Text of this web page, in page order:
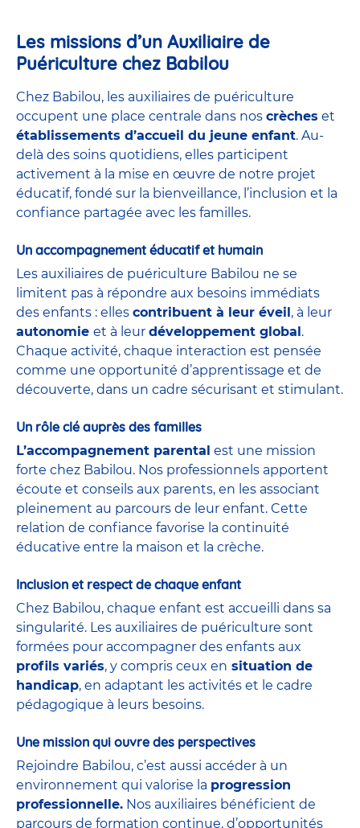
Les missions d’un Auxiliaire de
Puériculture chez Babilou
Chez Babilou, les auxiliaires de puériculture
occupent une place centrale dans nos crèches et
établissements d’accueil du jeune enfant. Au-
delà des soins quotidiens, elles participent
activement à la mise en œuvre de notre projet
éducatif, fondé sur la bienveillance, l’inclusion et la
confiance partagée avec les familles.
Un accompagnement éducatif et humain
Les auxiliaires de puériculture Babilou ne se
limitent pas à répondre aux besoins immédiats
des enfants : elles contribuent à leur éveil , à leur
autonomie et à leur développement global .
Chaque activité, chaque interaction est pensée
comme une opportunité d’apprentissage et de
découverte, dans un cadre sécurisant et stimulant.
Un rôle clé auprès des familles
L’accompagnement parental est une mission
forte chez Babilou. Nos professionnels apportent
écoute et conseils aux parents, en les associant
pleinement au parcours de leur enfant. Cette
relation de confiance favorise la continuité
éducative entre la maison et la crèche.
Inclusion et respect de chaque enfant
Chez Babilou, chaque enfant est accueilli dans sa
singularité. Les auxiliaires de puériculture sont
formées pour accompagner des enfants aux
profils variés, y compris ceux en situation de
handicap, en adaptant les activités et le cadre
pédagogique à leurs besoins.
Une mission qui ouvre des perspectives
Rejoindre Babilou, c’est aussi accéder à un
environnement qui valorise la progression
professionnelle. Nos auxiliaires bénéficient de
parcours de formation continue, d’opportunités